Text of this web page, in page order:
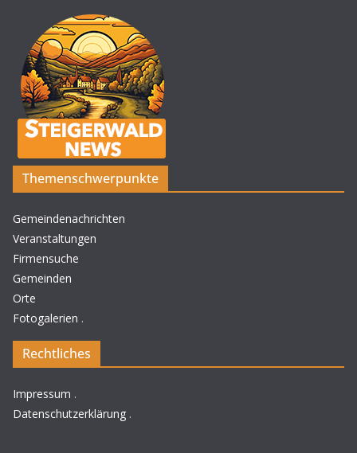
Themenschwerpunkte
Gemeindenachrichten
Veranstaltungen
Firmensuche
Gemeinden
Orte
Fotogalerien .
Rechtliches
Impressum .
Datenschutzerklärung .